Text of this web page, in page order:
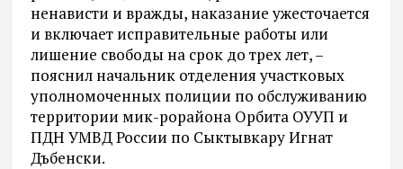
ненависти и вражды, наказание ужесточается
и включает исправительные работы или
лишение свободы на срок до трех лет, –
пояснил начальник отделения участковых
уполномоченных полиции по обслуживанию
территории мик-рорайона Орбита ОУУП и
ПДН УМВД России по Сыктывкару Игнат
Дъбенски.